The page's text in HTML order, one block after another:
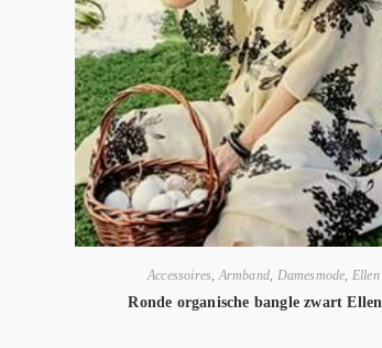
Accessoires Armband Damesmode Ellen
Ronde organische bangle zwart